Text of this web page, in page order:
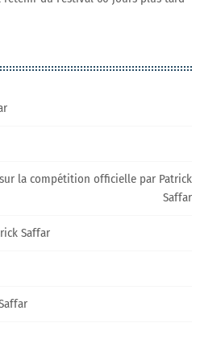
sur la compétition officielle par Patrick
Saffar
Saffar